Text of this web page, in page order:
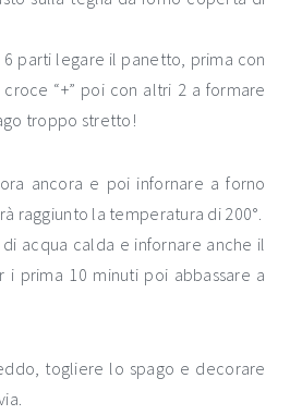
6 parti legare il panetto, prima con
“+” poi con altri 2 a formare
troppo stretto!
ancora e poi infornare a forno
raggiunto la temperatura di 200°.
acqua calda e infornare anche il
i prima 10 minuti poi abbassare a
togliere lo spago e decorare